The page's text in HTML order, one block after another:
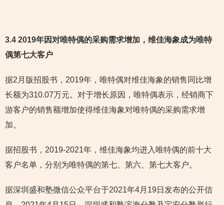
3.4 2019年因对唯特偶的采购需求增加，维佳海象成为唯特
偶第七大客户
据2月版招股书，2019年，唯特偶对维佳海象的销售同比增
长额为310.07万元。对于增长原因，唯特偶表示，经销商下
游客户的销售额增加使得维佳海象对唯特偶的采购需求增
加。
据招股书，2019-2021年，维佳海象均进入唯特偶的前十大
客户名单，分别为唯特偶的第七、第六、第七大客户。
据深圳盛和塾微信公众平台于2021年4月19日发布的公开信